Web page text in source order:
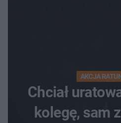
AKCJA
Chciał
kolegę, sam